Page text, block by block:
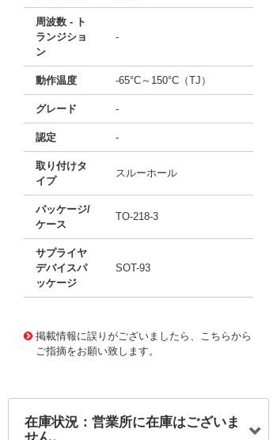
周波数 - ト
ランジショ
ン
-
動作温度 -65°C～150°C（TJ）
グレード -
認定 -
取り付けタ
イプ
スルーホール
パッケージ/
ケース
TO-218-3
サプライヤ
デバイスパ
ッケージ
SOT-93
掲載情報に誤りがございましたら、こちらから
ご指摘をお願い致します。
在庫状況：営業所に在庫はございま